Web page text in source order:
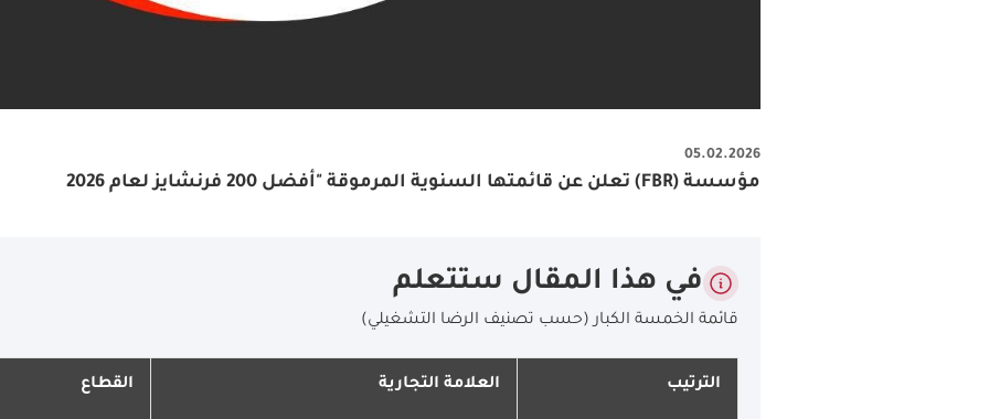
05.02.2026
مؤسسة (FBR) تعلن عن قائمتها السنوية المرموقة "أفضل 200 فرنشايز لعام 2026
في هذا المقال ستتعلم
قائمة الخمسة الكبار (حسب تصنيف الرضا التشغيلي)
الترتيب العلامة التجارية القطاع